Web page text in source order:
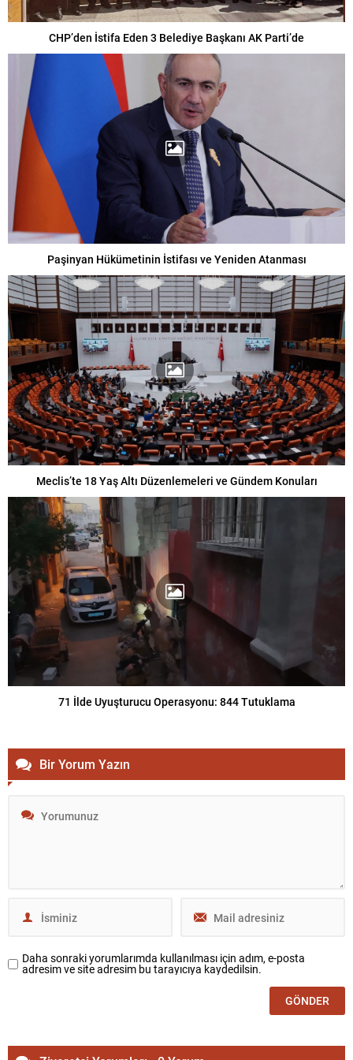
CHP’den İstifa Eden 3 Belediye Başkanı AK Parti’de
Paşinyan Hükümetinin İstifası ve Yeniden Atanması
Meclis’te 18 Yaş Altı Düzenlemeleri ve Gündem Konuları
71 İlde Uyuşturucu Operasyonu: 844 Tutuklama
Bir Yorum Yazın
Daha sonraki yorumlarımda kullanılması için adım, e-posta
adresim ve site adresim bu tarayıcıya kaydedilsin.